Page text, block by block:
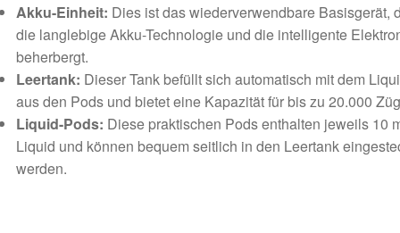
Akku-Einheit: Dies ist das wiederverwendbare Basisgerät,
die langlebige Akku-Technologie und die intelligente
beherbergt.
Leertank: Dieser Tank befüllt sich automatisch mit dem
aus den Pods und bietet eine Kapazität für bis zu 20.000
Liquid-Pods: Diese praktischen Pods enthalten jeweils 10
Liquid und können bequem seitlich in den Leertank
werden.